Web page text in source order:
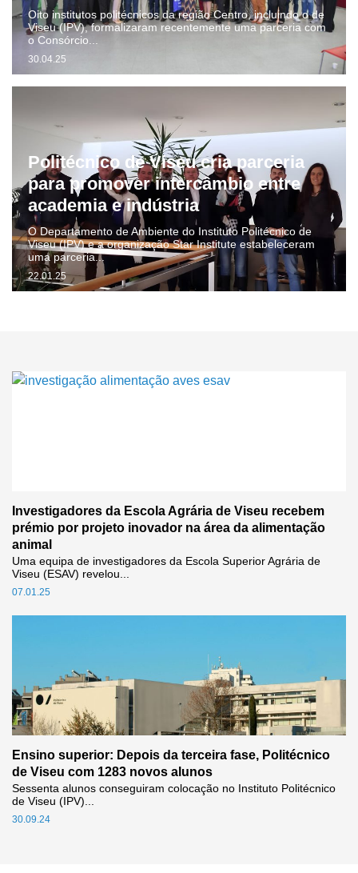
30.04.25
Oito institutos politécnicos da região Centro, incluindo o de
Viseu (IPV), formalizaram recentemente uma parceria com
o Consórcio...
Politécnico de Viseu cria parceria
para promover intercâmbio entre
academia e indústria
22.01.25
O Departamento de Ambiente do Instituto Politécnico de
Viseu (IPV) e a organização Star Institute estabeleceram
uma parceria...
Investigadores da Escola Agrária de Viseu recebem
prémio por projeto inovador na área da alimentação
animal
07.01.25
Uma equipa de investigadores da Escola Superior Agrária de
Viseu (ESAV) revelou...
Ensino superior: Depois da terceira fase, Politécnico
de Viseu com 1283 novos alunos
30.09.24
Sessenta alunos conseguiram colocação no Instituto Politécnico
de Viseu (IPV)...